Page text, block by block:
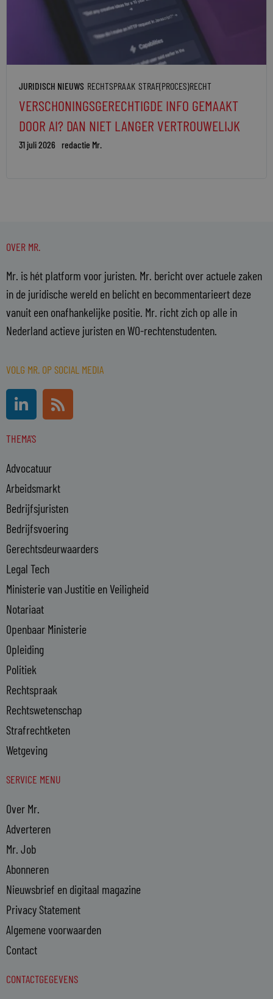
JURIDISCH NIEUWS RECHTSPRAAK STRAF(PROCES)RECHT
VERSCHONINGSGERECHTIGDE INFO GEMAAKT
DOOR AI? DAN NIET LANGER VERTROUWELIJK
31 juli 2026 redactie Mr.
OVER MR.
Mr. is hét platform voor juristen. Mr. bericht over actuele zaken
in de juridische wereld en belicht en becommentarieert deze
vanuit een onafhankelijke positie. Mr. richt zich op alle in
Nederland actieve juristen en WO-rechtenstudenten.
VOLG MR. OP SOCIAL MEDIA
L
i
n
k
d
i
n
-
i
n
R
s
s
THEMA'S
Advocatuur
Arbeidsmarkt
Bedrijfsjuristen
Bedrijfsvoering
Gerechtsdeurwaarders
Legal Tech
Ministerie van Justitie en Veiligheid
Notariaat
Openbaar Ministerie
Opleiding
Politiek
Rechtspraak
Rechtswetenschap
Strafrechtketen
Wetgeving
SERVICE MENU
Over Mr.
Adverteren
Mr. Job
Abonneren
Nieuwsbrief en digitaal magazine
Privacy Statement
Algemene voorwaarden
Contact
CONTACTGEGEVENS